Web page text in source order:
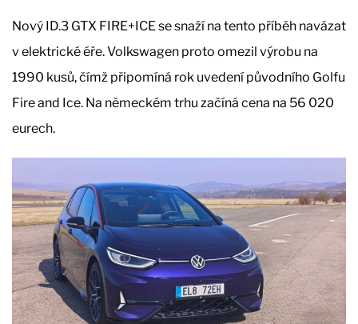
Nový ID.3 GTX FIRE+ICE se snaží na tento příběh navázat
v elektrické éře. Volkswagen proto omezil výrobu na
1990 kusů, čímž připomíná rok uvedení původního Golfu
Fire and Ice. Na německém trhu začíná cena na 56 020
eurech.